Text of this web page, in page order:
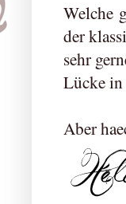
Welche
der
sehr
Lücke in
Aber